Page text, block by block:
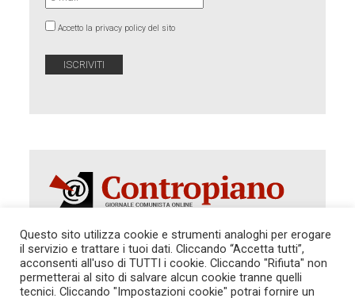
Accetto la privacy policy del sito
Autorizzazione del Tribunale di Roma 286 del 31
dicembre 2014. Direttore Responsabile: Sergio
Cararo. Indirizzo: V.Casalbruciato 27- sc. B - 00159
Questo sito utilizza cookie e strumenti analoghi per erogare
il servizio e trattare i tuoi dati. Cliccando “Accetta tutti”,
acconsenti all'uso di TUTTI i cookie. Cliccando "Rifiuta" non
permetterai al sito di salvare alcun cookie tranne quelli
tecnici. Cliccando "Impostazioni cookie" potrai fornire un